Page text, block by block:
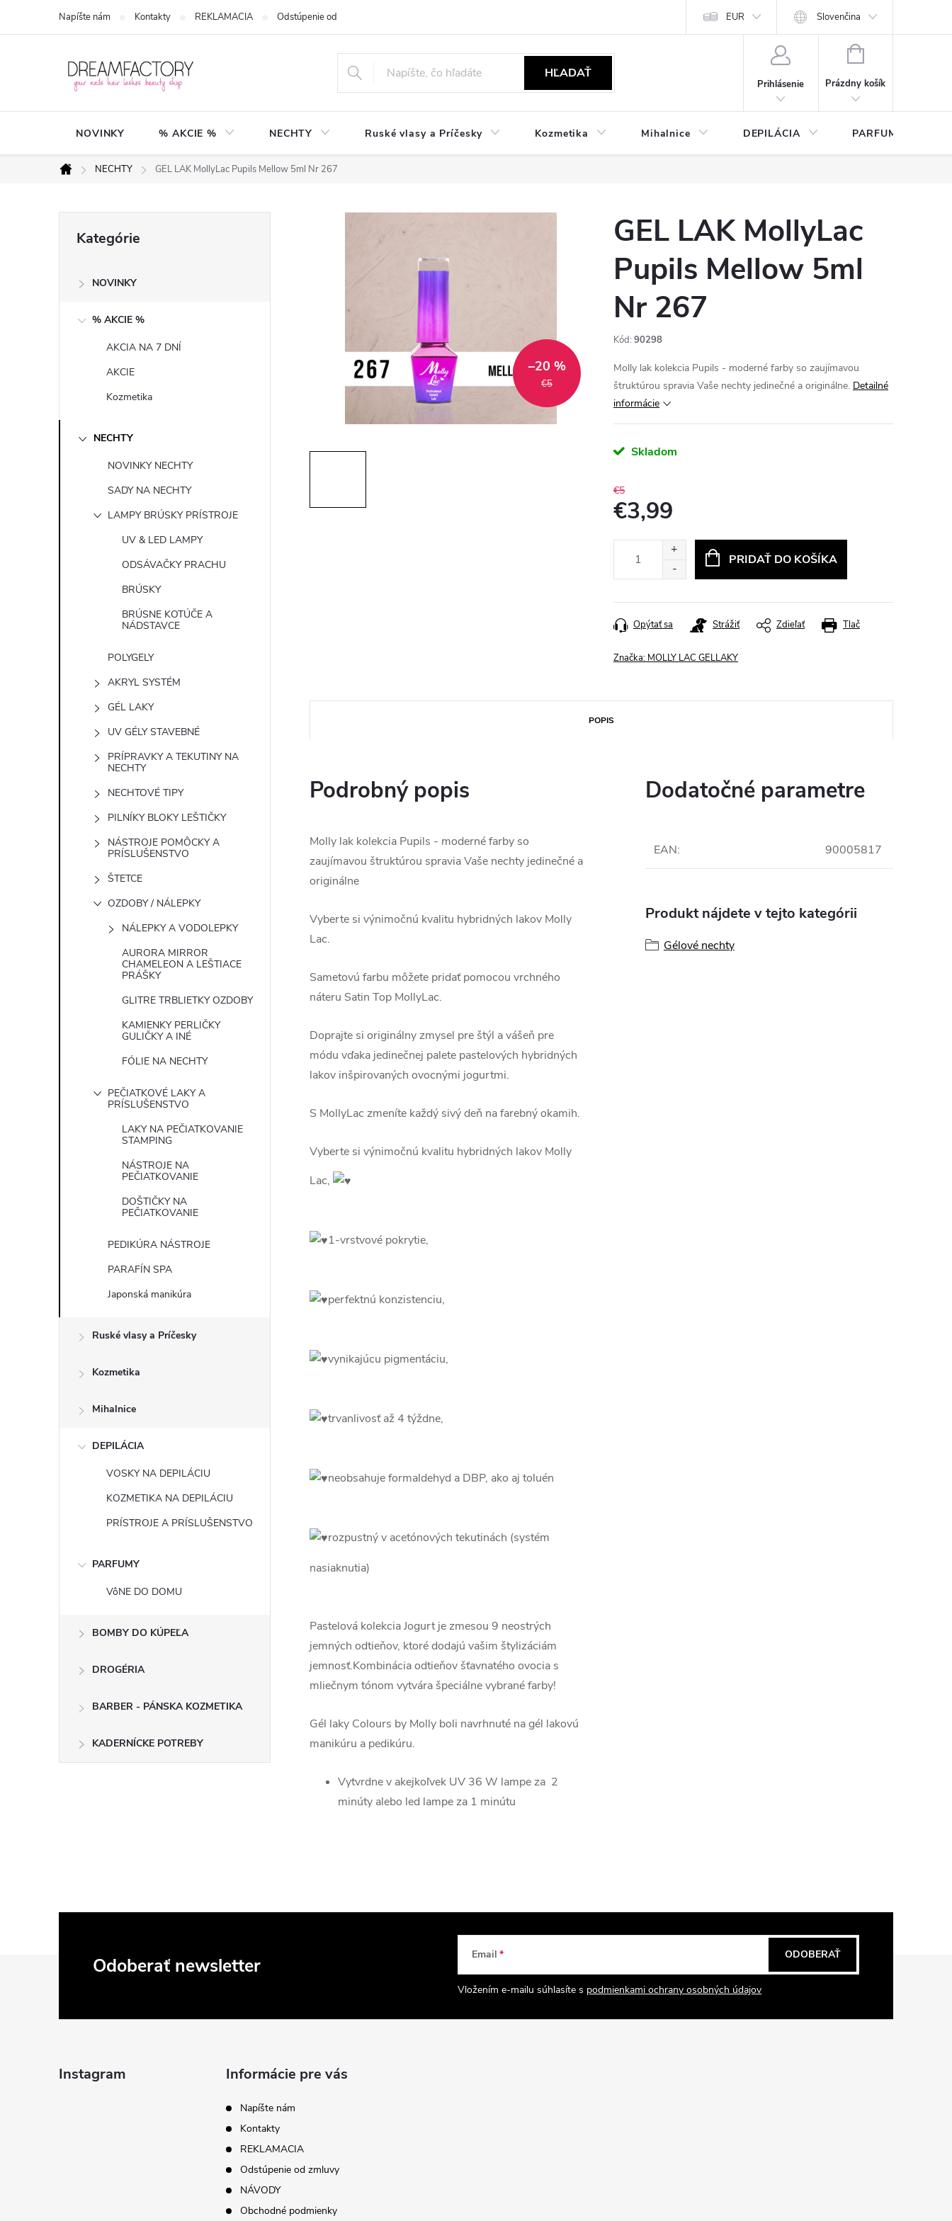
Napíšte nám Kontakty REKLAMACIA Odstúpenie od zmluvy Podmienky ochrany osobných údajov EUR Slovenčina
HĽADAŤ
Prihlásenie
NÁKUPNÝ
Prázdny košík
NOVINKY % AKCIE % NECHTY Ruské vlasy a Príčesky Kozmetika Mihalnice DEPILÁCIA PARFUMY
Domov
NECHTY GEL LAK MollyLac Pupils Mellow 5ml Nr 267
kategórie
Kategórie
NOVINKY
% AKCIE %
AKCIA NA 7 DNÍ
AKCIE
Kozmetika
NECHTY
NOVINKY NECHTY
SADY NA NECHTY
LAMPY BRÚSKY PRÍSTROJE
UV & LED LAMPY
ODSÁVAČKY PRACHU
BRÚSKY
BRÚSNE KOTÚČE A
NÁDSTAVCE
POLYGELY
AKRYL SYSTÉM
GÉL LAKY
UV GÉLY STAVEBNÉ
PRÍPRAVKY A TEKUTINY NA
NECHTY
NECHTOVÉ TIPY
PILNÍKY BLOKY LEŠTIČKY
NÁSTROJE POMÔCKY A
PRÍSLUŠENSTVO
ŠTETCE
OZDOBY / NÁLEPKY
NÁLEPKY A VODOLEPKY
AURORA MIRROR
CHAMELEON A LEŠTIACE
PRÁŠKY
GLITRE TRBLIETKY OZDOBY
KAMIENKY PERLIČKY
GULIČKY A INÉ
FÓLIE NA NECHTY
PEČIATKOVÉ LAKY A
PRÍSLUŠENSTVO
LAKY NA PEČIATKOVANIE
STAMPING
NÁSTROJE NA
PEČIATKOVANIE
DOŠTIČKY NA
PEČIATKOVANIE
PEDIKÚRA NÁSTROJE
PARAFÍN SPA
Japonská manikúra
Ruské vlasy a Príčesky
Kozmetika
Mihalnice
DEPILÁCIA
VOSKY NA DEPILÁCIU
KOZMETIKA NA DEPILÁCIU
PRÍSTROJE A PRÍSLUŠENSTVO
PARFUMY
VôNE DO DOMU
BOMBY DO KÚPEĽA
DROGÉRIA
BARBER - PÁNSKA KOZMETIKA
KADERNÍCKE POTREBY
€5
–20 %
GEL LAK MollyLac
Pupils Mellow 5ml
Nr 267
Kód: 90298
Molly lak kolekcia Pupils - moderné farby so zaujímavou
štruktúrou spravia Vaše nechty jedinečné a originálne. Detailné
informácie
Skladom
€5
€3,99
PRIDAŤ DO KOŠÍKA
Tlač
Opýtať sa Strážiť Zdieľať
Značka: MOLLY LAC GELLAKY
POPIS
Podrobný popis
Molly lak kolekcia Pupils - moderné farby so
zaujímavou štruktúrou spravia Vaše nechty jedinečné a
originálne
Vyberte si výnimočnú kvalitu hybridných lakov Molly
Lac.
Sametovú farbu môžete pridať pomocou vrchného
náteru Satin Top MollyLac.
Doprajte si originálny zmysel pre štýl a vášeň pre
módu vďaka jedinečnej palete pastelových hybridných
lakov inšpirovaných ovocnými jogurtmi.
S MollyLac zmeníte každý sivý deň na farebný okamih.
Vyberte si výnimočnú kvalitu hybridných lakov Molly
Lac,
1-vrstvové pokrytie,
perfektnú konzistenciu,
vynikajúcu pigmentáciu,
trvanlivosť až 4 týždne,
neobsahuje formaldehyd a DBP, ako aj toluén
rozpustný v acetónových tekutinách (systém
nasiaknutia)
Pastelová kolekcia Jogurt je zmesou 9 neostrých
jemných odtieňov, ktoré dodajú vašim štylizáciám
jemnosť.Kombinácia odtieňov šťavnatého ovocia s
mliečnym tónom vytvára špeciálne vybrané farby!
Gél laky Colours by Molly boli navrhnuté na gél lakovú
manikúru a pedikúru.
Vytvrdne v akejkoľvek UV 36 W lampe za 2
minúty alebo led lampe za 1 minútu
Dodatočné parametre
EAN: 90005817
Produkt nájdete v tejto kategórii
Gélové nechty
Odoberať newsletter Email
Vložením e-mailu súhlasíte s podmienkami ochrany osobných údajov
ODOBERAŤ
Instagram Informácie pre vás
Napíšte nám
Kontakty
REKLAMACIA
Odstúpenie od zmluvy
NÁVODY
Obchodné podmienky